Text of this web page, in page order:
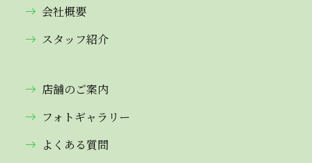
会社概要
スタッフ紹介
店舗のご案内
フォトギャラリー
よくある質問